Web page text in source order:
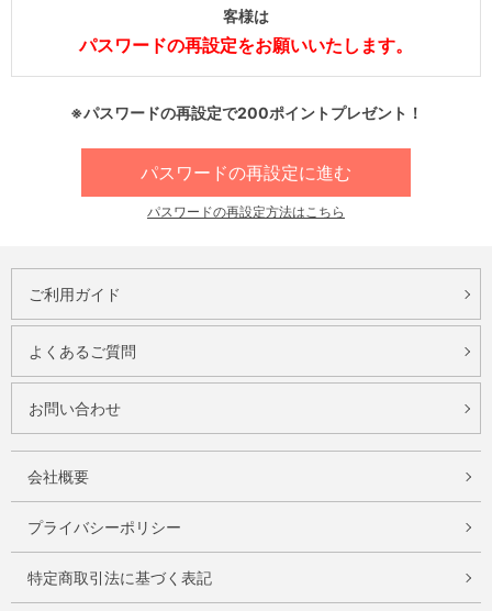
客様は
パスワードの再設定をお願いいたします。
※パスワードの再設定で200ポイントプレゼント！
パスワードの再設定に進む
パスワードの再設定方法はこちら
ご利用ガイド
よくあるご質問
お問い合わせ
会社概要
プライバシーポリシー
特定商取引法に基づく表記